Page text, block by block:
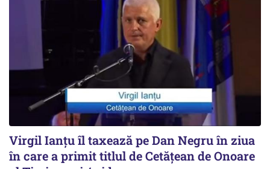
Virgil Ianțu îl taxează pe Dan Negru în ziua
în care a primit titlul de Cetățean de Onoare